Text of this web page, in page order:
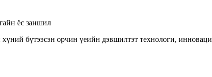
ёс заншил
бүтээсэн орчин үеийн дэвшилтэт технологи, инноваци